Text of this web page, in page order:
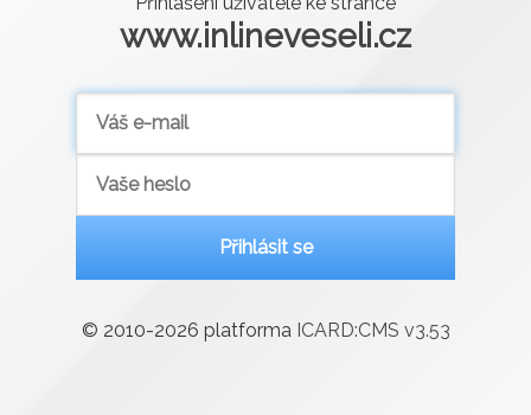
www.inlineveseli.cz
Přihlásit se
© 2010-2026 platforma ICARD:CMS v3.53